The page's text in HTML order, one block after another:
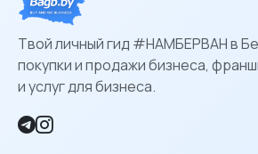
Твой личный гид #НАМБЕРВАН в
покупки и продажи бизнеса,
и услуг для бизнеса.